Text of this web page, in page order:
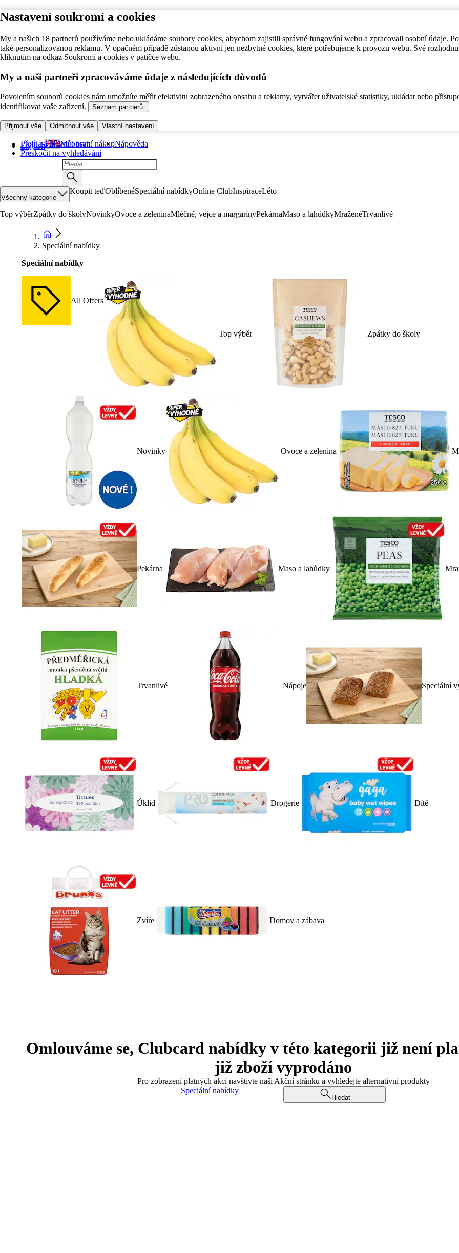
Nastavení soukromí a cookies
My a našich 18 partnerů používáme nebo ukládáme soubory cookies, abychom zajistili správné fungování webu a zpracovali osobní údaje.
také personalizovanou reklamu. V opačném případě zůstanou aktivní jen nezbytné cookies, které potřebujeme k provozu webu. Své
kliknutím na odkaz Soukromí a cookies v patičce webu.
My a naši partneři zpracováváme údaje z následujících důvodů
Povolením souborů cookies nám umožníte měřit efektivitu zobrazeného obsahu a reklamy, vytvářet uživatelské statistiky, ukládat nebo
identifikovat vaše zařízení.
Seznam partnerů.
Přijmout vše Odmítnout vše Vlastní nastavení
Přejít na hlavní obsah
Přeskočit na vyhledávání
English Můj první nákupNápověda
Všechny kategorie
Koupit teďOblíbenéSpeciální nabídkyOnline ClubInspiraceLéto
Top výběrZpátky do školyNovinkyOvoce a zeleninaMléčné, vejce a margarínyPekárnaMaso a lahůdkyMraženéTrvanlivé
Speciální nabídky
Speciální nabídky
All Offers
Top výběr Zpátky do školy
Novinky Ovoce a zelenina
Pekárna Maso a lahůdky
Trvanlivé Nápoje Speciální
Úklid Drogerie Dítě
Zvíře Domov a zábava
Omlouváme se, Clubcard nabídky v této kategorii již není
již zboží vyprodáno
Pro zobrazení platných akcí navštivte naši Akční stránku a vyhledejte alternativní produkty
Speciální nabídky
Hledat